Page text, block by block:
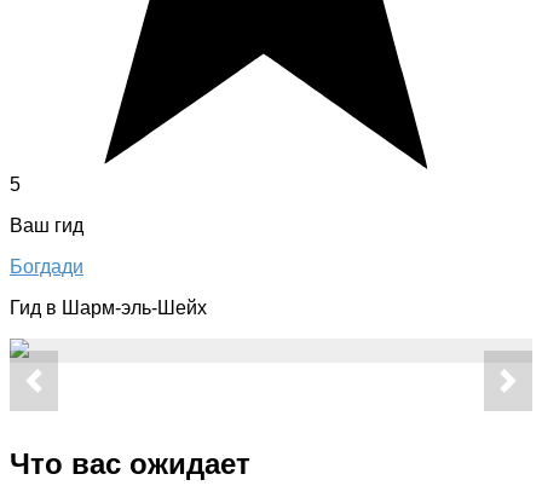
5
Ваш гид
Богдади
Гид в Шарм-эль-Шейх
Что вас ожидает